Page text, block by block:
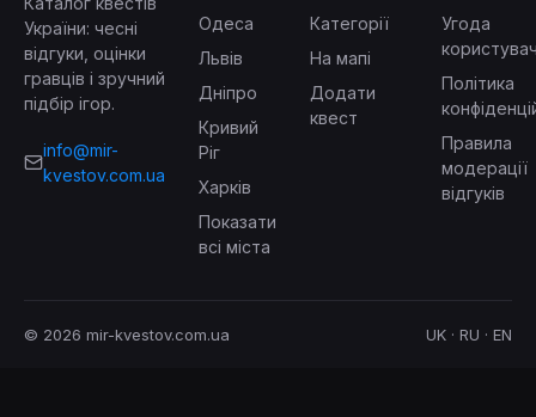
України: чесні
відгуки, оцінки
гравців і зручний
підбір ігор.
info@mir-
kvestov.com.ua
Одеса
Львів
Дніпро
Кривий
Ріг
Харків
Показати
всі міста
Категорії
На мапі
Додати
квест
Угода
Політика
Правила
модерації
відгуків
© 2026 mir-kvestov.com.ua UK · RU · EN